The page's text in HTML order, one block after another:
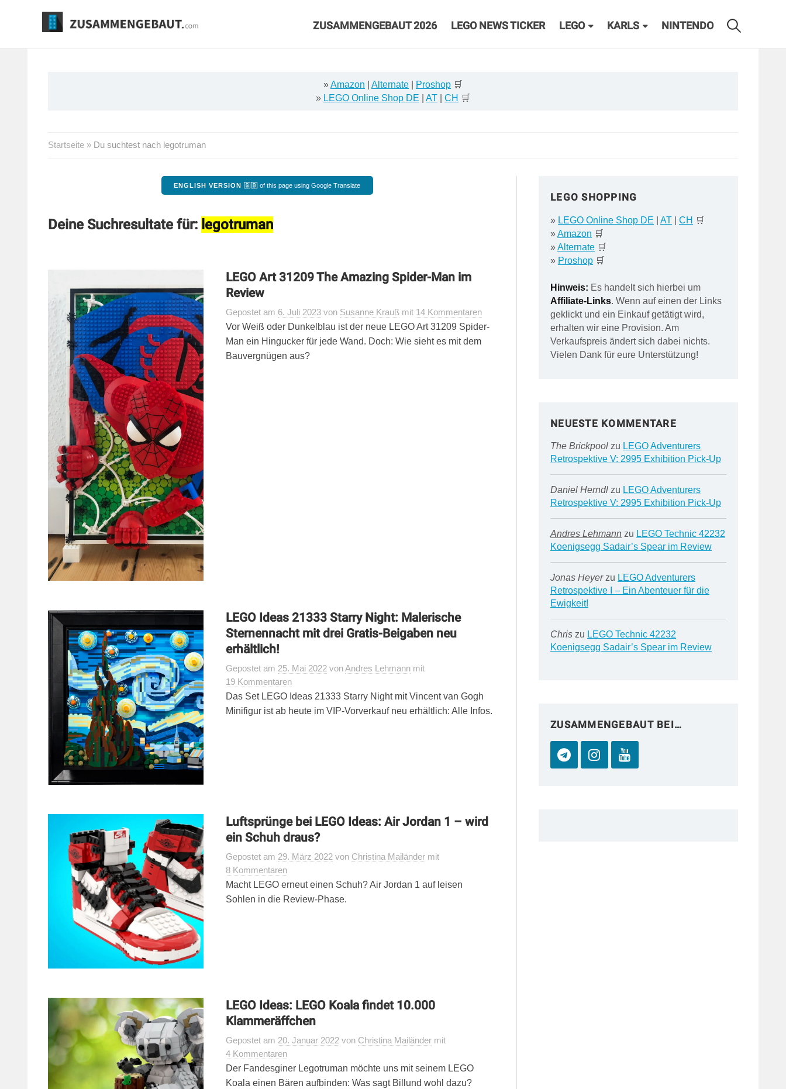
ZUSAMMENGEBAUT 2026 LEGO NEWS TICKER LEGO KARLS NINTENDO
»Amazon Alternate Proshop 🛒
» LEGO Online Shop DE AT CH 🛒
Startseite » Du suchtest nach legotruman
ENGLISH VERSION 🇬🇧 of this page using Google Translate
Deine Suchresultate für: legotruman
LEGO Art 31209 The Amazing Spider-Man im
Review
Gepostetam 6. Juli 2023 von Susanne Krauß mit 14 Kommentaren
Vor Weiß oder Dunkelblau ist der neue LEGO Art 31209 Spider-
Man ein Hingucker für jede Wand. Doch: Wie sieht es mit dem
Bauvergnügen aus?
LEGO Ideas 21333 Starry Night: Malerische
Sternennacht mit drei Gratis-Beigaben neu
erhältlich!
Gepostetam 25. Mai 2022 vonAndres Lehmann mit
19 Kommentaren
Das Set LEGO Ideas 21333 Starry Night mit Vincent van Gogh
Minifigur ist ab heute im VIP-Vorverkauf neu erhältlich: Alle Infos.
Luftsprünge bei LEGO Ideas: Air Jordan 1 – wird
ein Schuh draus?
Gepostetam 29. März 2022 von Christina Mailänder mit
8 Kommentaren
Macht LEGO erneut einen Schuh? Air Jordan 1 auf leisen
Sohlen in die Review-Phase.
LEGO Ideas: LEGO Koala findet 10.000
Klammeräffchen
Gepostetam 20. Januar 2022 von Christina Mailänder mit
4 Kommentaren
Der Fandesginer Legotruman möchte uns mit seinem LEGO
Koala einen Bären aufbinden: Was sagt Billund wohl dazu?
LEGO SHOPPING
» LEGO Online Shop DE AT| CH 🛒
»Amazon 🛒
»Alternate🛒
» Proshop🛒
Hinweis: Es handelt sich hierbei um
Affiliate-Links. Wenn auf einen der Links
geklickt und ein Einkauf getätigt wird,
erhalten wir eine Provision. Am
Verkaufspreis ändert sich dabei nichts.
Vielen Dank für eure Unterstützung!
NEUESTE KOMMENTARE
The Brickpoolzu LEGO Adventurers
Retrospektive V: 2995 Exhibition Pick-Up
Daniel Herndlzu LEGO Adventurers
Retrospektive V: 2995 Exhibition Pick-Up
Andres Lehmannzu LEGO Technic 42232
Koenigsegg Sadair’s Spear im Review
Jonas Heyerzu LEGO Adventurers
Retrospektive I – Ein Abenteuer für die
Ewigkeit!
Chriszu LEGO Technic 42232
Koenigsegg Sadair’s Spear im Review
ZUSAMMENGEBAUT BEI…